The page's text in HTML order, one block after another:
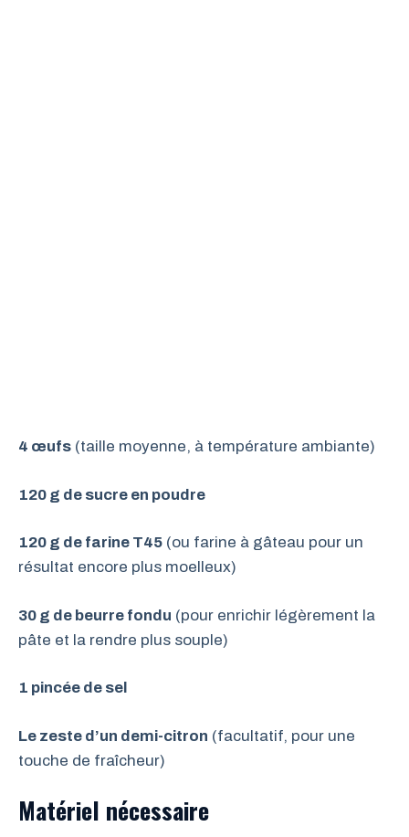
4 œufs (taille moyenne, à température ambiante)
120 g de sucre en poudre
120 g de farine T45 (ou farine à gâteau pour un
résultat encore plus moelleux)
30 g de beurre fondu (pour enrichir légèrement la
pâte et la rendre plus souple)
1 pincée de sel
Le zeste d’un demi-citron (facultatif, pour une
touche de fraîcheur)
Matériel nécessaire